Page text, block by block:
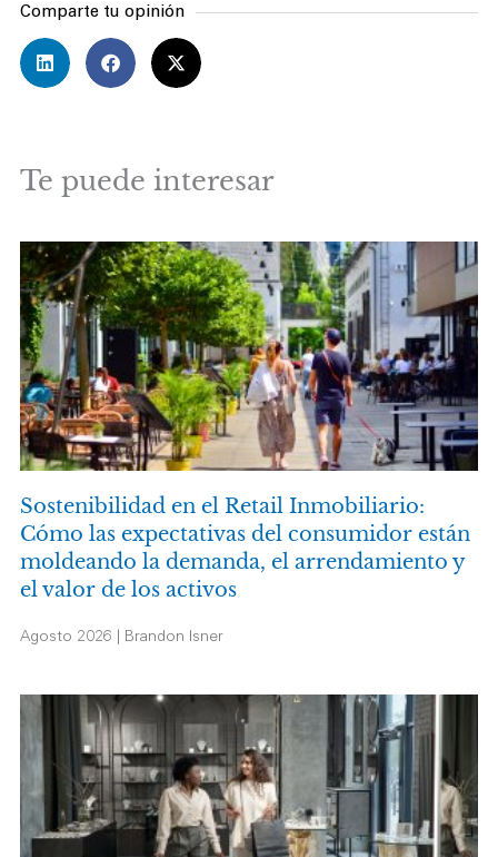
Comparte tu opinión
Te puede interesar
Sostenibilidad en el Retail Inmobiliario:
Cómo las expectativas del consumidor están
moldeando la demanda, el arrendamiento y
el valor de los activos
Agosto 2026 | Brandon Isner